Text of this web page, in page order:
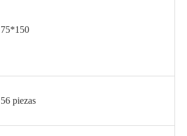
75*150
56 piezas